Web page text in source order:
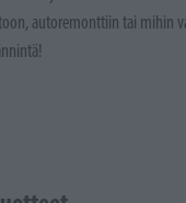
autoremonttiin tai mihin